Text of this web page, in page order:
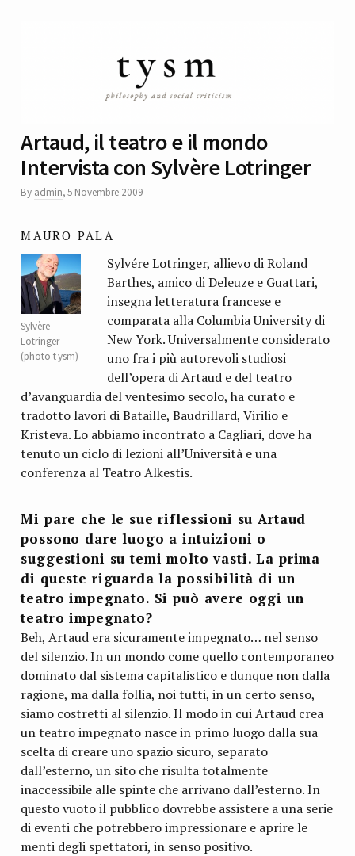
Artaud, il teatro e il mondo
Intervista con Sylvère Lotringer
By admin,5 Novembre 2009
MAURO PALA
Sylvère
Lotringer
(photo t ysm)
Sylvére Lotringer, allievo di Roland
Barthes, amico di Deleuze e Guattari,
insegna letteratura francese e
comparata alla Columbia University di
New York. Universalmente considerato
uno fra i più autorevoli studiosi
dell’opera di Artaud e del teatro
d’avanguardia del ventesimo secolo, ha curato e
tradotto lavori di Bataille, Baudrillard, Virilio e
Kristeva. Lo abbiamo incontrato a Cagliari, dove ha
tenuto un ciclo di lezioni all’Università e una
conferenza al Teatro Alkestis.
Mi pare che le sue riflessioni su Artaud
possono dare luogo a intuizioni o
suggestioni su temi molto vasti. La prima
di queste riguarda la possibilità di un
teatro impegnato. Si può avere oggi un
teatro impegnato?
Beh, Artaud era sicuramente impegnato… nel senso
del silenzio. In un mondo come quello contemporaneo
dominato dal sistema capitalistico e dunque non dalla
ragione, ma dalla follia, noi tutti, in un certo senso,
siamo costretti al silenzio. Il modo in cui Artaud crea
un teatro impegnato nasce in primo luogo dalla sua
scelta di creare uno spazio sicuro, separato
dall’esterno, un sito che risulta totalmente
inaccessibile alle spinte che arrivano dall’esterno. In
questo vuoto il pubblico dovrebbe assistere a una serie
di eventi che potrebbero impressionare e aprire le
menti degli spettatori, in senso positivo.